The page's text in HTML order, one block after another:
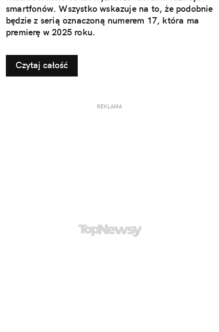
smartfonów. Wszystko wskazuje na to, że podobnie
będzie z serią oznaczoną numerem 17, która ma
premierę w 2025 roku.
Czytaj całość
REKLAMA